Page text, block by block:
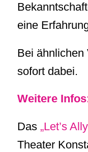
eine
Bei ähnlichen
sofort dabei.
Weitere
Das „Let’s
Theater